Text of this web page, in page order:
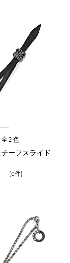
全2色
フィオーリモチーフスライド式ベルトグローブホルダー/ブラック
(0件)